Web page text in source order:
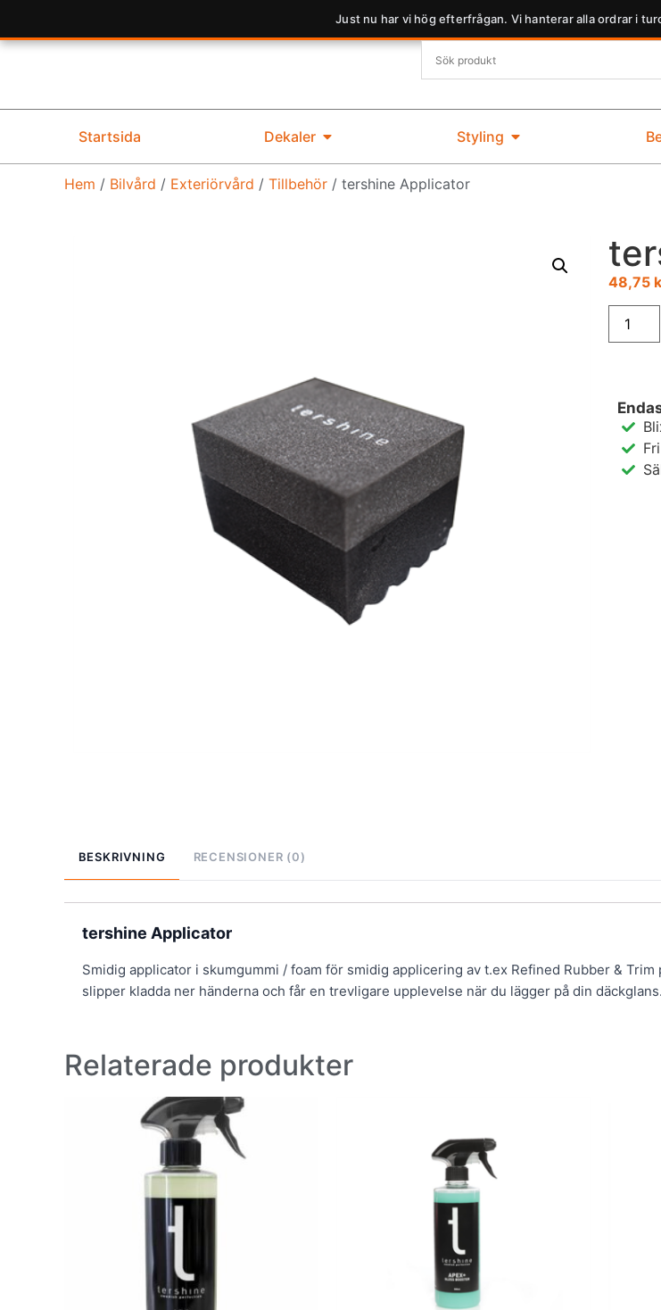
Just nu har vi hög efterfrågan. Vi hanterar alla ordrar i
Startsida Dekaler Styling
Hem / Bilvård / Exteriörvård / Tillbehör / tershine Applicator
48,75
BESKRIVNING RECENSIONER (0)
tershine Applicator
Smidig applicator i skumgummi / foam för smidig applicering av t.ex Refined Rubber & Trim
slipper kladda ner händerna och får en trevligare upplevelse när du lägger på din däckglans.
Relaterade produkter